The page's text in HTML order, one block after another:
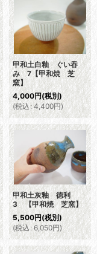
甲和土白釉 ぐい吞
み 7【甲和焼 芝
窯】
4,000円(税別)
(税込: 4,400円)
甲和土灰釉 徳利
3 【甲和焼 芝窯】
5,500円(税別)
(税込: 6,050円)